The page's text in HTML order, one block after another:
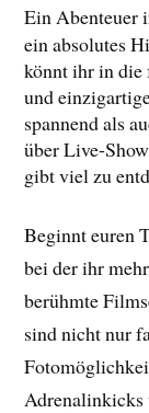
Ein Abenteuer
ein absolutes
könnt ihr in die
und
spannend als
über Live-
gibt viel zu
Beginnt euren
bei der ihr
berühmte
sind nicht nur
Adrenalinkicks